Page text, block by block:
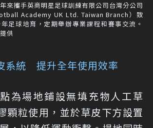
來攜手英商明星足球訓練有限公司台灣分公司
Academy UK Ltd. Taiwan Branch）致
足球培育，定期舉辦專業課程和賽事交流。
供
系統 提升全年使用效率
為場地鋪設無填充物人工草
顆粒使用，並於草皮下方設置